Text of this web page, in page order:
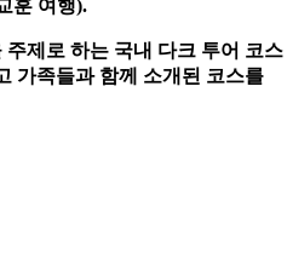
훈 여행).
주제로 하는 국내 다크 투어 코스
가족들과 함께 소개된 코스를